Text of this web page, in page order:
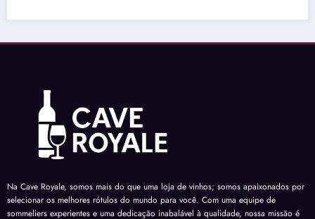
Na Cave Royale, somos mais do que uma loja de vinhos; somos apaixonados por
selecionar os melhores rótulos do mundo para você. Com uma equipe de
sommeliers experientes e uma dedicação inabalável à qualidade, nossa missão é